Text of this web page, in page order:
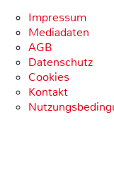
Impressum
Mediadaten
AGB
Datenschutz
Cookies
Kontakt